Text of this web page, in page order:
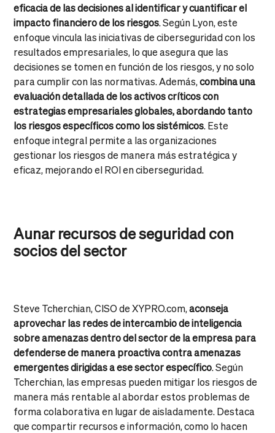
eficacia de las decisiones al identificar y cuantificar el
impacto financiero de los riesgos. Según Lyon, este
enfoque vincula las iniciativas de ciberseguridad con los
resultados empresariales, lo que asegura que las
decisiones se tomen en función de los riesgos, y no solo
para cumplir con las normativas. Además,combina una
evaluación detallada de los activos críticos con
estrategias empresariales globales, abordando tanto
los riesgos específicos como los sistémicos. Este
enfoque integral permite a las organizaciones
gestionar los riesgos de manera más estratégica y
eficaz, mejorando el ROI en ciberseguridad.
Aunar recursos de seguridad con
socios del sector
Steve Tcherchian, CISO de XYPRO.com,aconseja
aprovechar las redes de intercambio de inteligencia
sobre amenazas dentro del sector de la empresa para
defenderse de manera proactiva contra amenazas
emergentes dirigidas a ese sector específico. Según
Tcherchian, las empresas pueden mitigar los riesgos de
manera más rentable al abordar estos problemas de
forma colaborativa en lugar de aisladamente. Destaca
que compartir recursos e información, como lo hacen